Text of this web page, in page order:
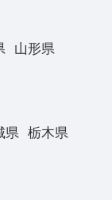
山形県
県
栃木県